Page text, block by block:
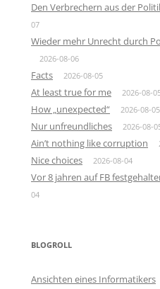
Den Verbrechern aus der
07
Wieder mehr Unrecht durch
2026-08-06
Facts 2026-08-05
At least true for me 2026-08-
How „unexpected“ 2026-08-05
Nur unfreundliches 2026-08-
Ain’t nothing like corruption
Nice choices 2026-08-04
Vor 8 jahren auf FB
04
BLOGROLL
Ansichten eines Informatikers